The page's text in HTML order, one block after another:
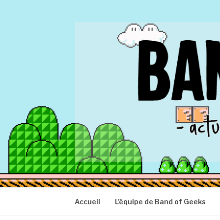
BAND OF
Actu Geek d'hier et d'aujourd'hui
Accueil L’équipe de Band of Geeks